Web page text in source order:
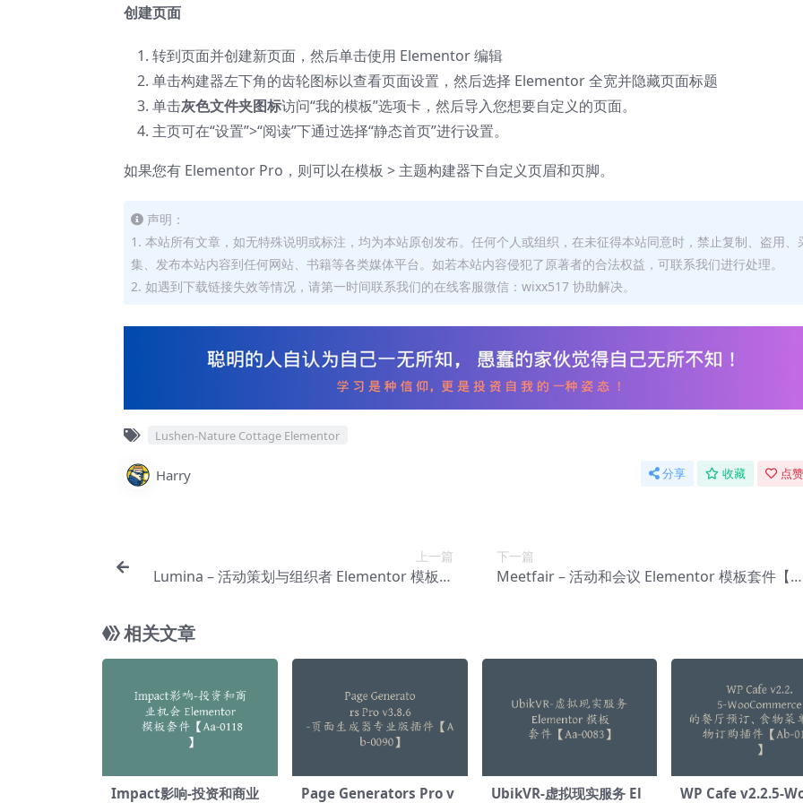
创建页面
转到页面并创建新页面，然后单击使用 Elementor 编辑
单击构建器左下角的齿轮图标以查看页面设置，然后选择 Elementor 全宽并隐藏页面标题
单击灰色文件夹图标访问“我的模板”选项卡，然后导入您想要自定义的页面。
主页可在“设置”>“阅读”下通过选择“静态首页”进行设置。
如果您有 Elementor Pro，则可以在模板 > 主题构建器下自定义页眉和页脚。
声明：
1. 本站所有文章，如无特殊说明或标注，均为本站原创发布。任何个人或组织，在未征得本站同意时，禁止复制、盗用、
集、发布本站内容到任何网站、书籍等各类媒体平台。如若本站内容侵犯了原著者的合法权益，可联系我们进行处理。
2. 如遇到下载链接失效等情况，请第一时间联系我们的在线客服微信：wixx517 协助解决。
Lushen-Nature Cottage Elementor
Harry 分享 收藏 点
上一篇
Lumina – 活动策划与组织者 Elementor 模板套
下一篇
Meetfair – 活动和会议 Elementor 模板套件【A
相关文章
Impact影响-投资和商业
Page Generators Pro v
UbikVR-虚拟现实服务 El
WP Cafe v2.2.5-